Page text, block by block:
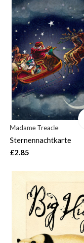
Madame Treacle
Sternennachtkarte
£2.85